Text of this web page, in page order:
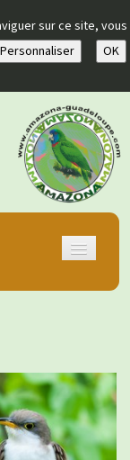
sur ce site, vous
Personnaliser OK